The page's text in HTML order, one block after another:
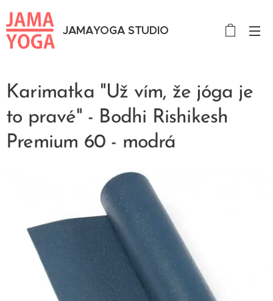
JAMAYOGA STUDIO
Karimatka "Už vím, že jóga je
to pravé" - Bodhi Rishikesh
Premium 60 - modrá